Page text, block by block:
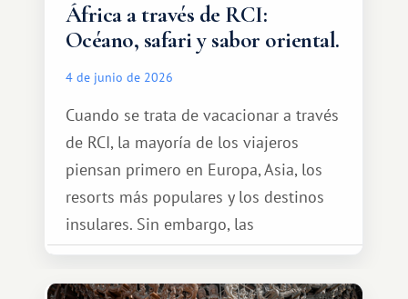
África a través de RCI:
Océano, safari y sabor oriental.
4 de junio de 2026
Cuando se trata de vacacionar a través
de RCI, la mayoría de los viajeros
piensan primero en Europa, Asia, los
resorts más populares y los destinos
insulares. Sin embargo, las
oportunidades que ofrece el sistema
de intercambio son mucho más